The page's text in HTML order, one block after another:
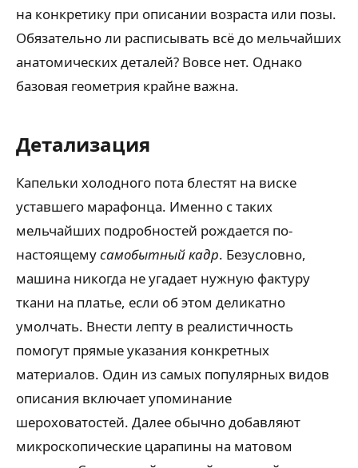
на конкретику при описании возраста или позы.
Обязательно ли расписывать всё до мельчайших
анатомических деталей? Вовсе нет. Однако
базовая геометрия крайне важна.
Детализация
Капельки холодного пота блестят на виске
уставшего марафонца. Именно с таких
мельчайших подробностей рождается по-
настоящемусамобытный кадр. Безусловно,
машина никогда не угадает нужную фактуру
ткани на платье, если об этом деликатно
умолчать. Внести лепту в реалистичность
помогут прямые указания конкретных
материалов. Один из самых популярных видов
описания включает упоминание
шероховатостей. Далее обычно добавляют
микроскопические царапины на матовом